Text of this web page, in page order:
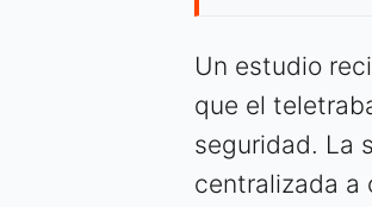
Un estudio
que el
seguridad. La
centralizada a